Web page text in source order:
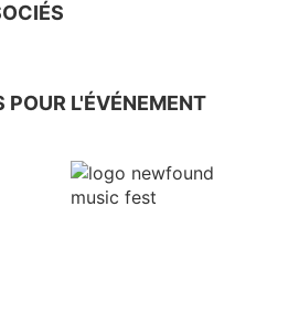
POUR L'ÉVÉNEMENT